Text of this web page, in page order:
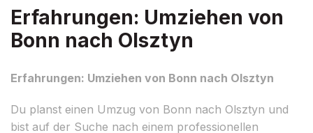
Erfahrungen: Umziehen von
Bonn nach Olsztyn
Erfahrungen: Umziehen von Bonn nach Olsztyn
Du planst einen Umzug von Bonn nach Olsztyn und
bist auf der Suche nach einem professionellen